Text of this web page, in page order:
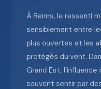
À Reims, le ressenti
sensiblement entre
plus ouvertes et les
protégés du vent.
Grand Est,
souvent sentir par